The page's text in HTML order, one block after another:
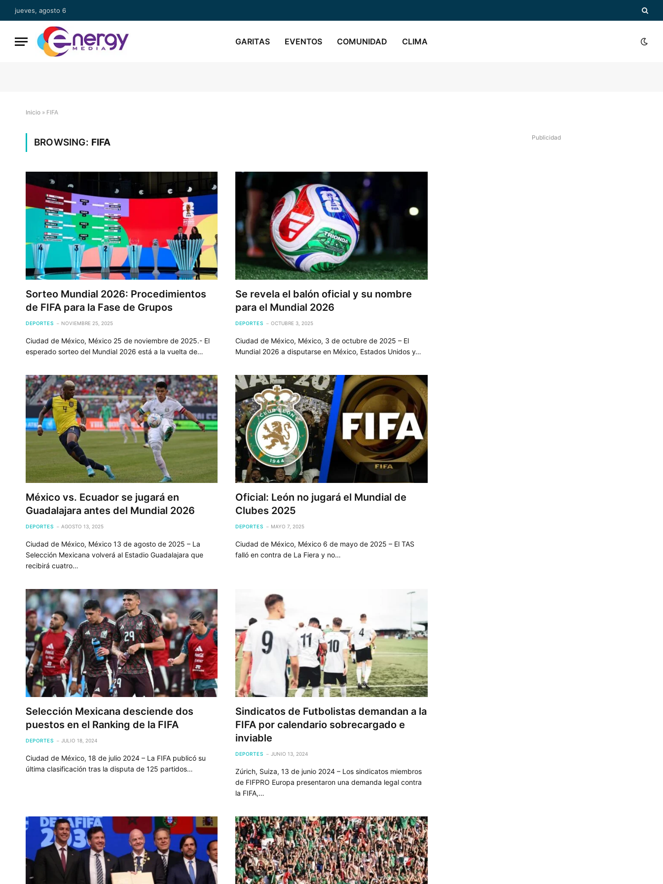
jueves, agosto 6
GARITAS EVENTOS COMUNIDAD CLIMA
Inicio » FIFA
BROWSING: FIFA
Sorteo Mundial 2026: Procedimientos
de FIFA para la Fase de Grupos
DEPORTES NOVIEMBRE 25, 2025
Ciudad de México, México 25 de noviembre de 2025.- El
esperado sorteo del Mundial 2026 está a la vuelta de…
Se revela el balón oficial y su nombre
para el Mundial 2026
DEPORTES OCTUBRE 3, 2025
Ciudad de México, México, 3 de octubre de 2025 – El
Mundial 2026 a disputarse en México, Estados Unidos y…
México vs. Ecuador se jugará en
Guadalajara antes del Mundial 2026
DEPORTES AGOSTO 13, 2025
Ciudad de México, México 13 de agosto de 2025 – La
Selección Mexicana volverá al Estadio Guadalajara que
recibirá cuatro…
Oficial: León no jugará el Mundial de
Clubes 2025
DEPORTES MAYO 7, 2025
Ciudad de México, México 6 de mayo de 2025 – El TAS
falló en contra de La Fiera y no…
Selección Mexicana desciende dos
puestos en el Ranking de la FIFA
DEPORTES JULIO 18, 2024
Ciudad de México, 18 de julio 2024 – La FIFA publicó su
última clasificación tras la disputa de 125 partidos…
Sindicatos de Futbolistas demandan a la
FIFA por calendario sobrecargado e
inviable
DEPORTES JUNIO 13, 2024
Zúrich, Suiza, 13 de junio 2024 – Los sindicatos miembros
de FIFPRO Europa presentaron una demanda legal contra
la FIFA,…
Publicidad